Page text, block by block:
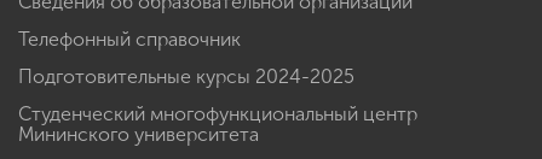
Телефонный справочник
Подготовительные курсы 2024-2025
Студенческий многофункциональный центр
Мининского университета